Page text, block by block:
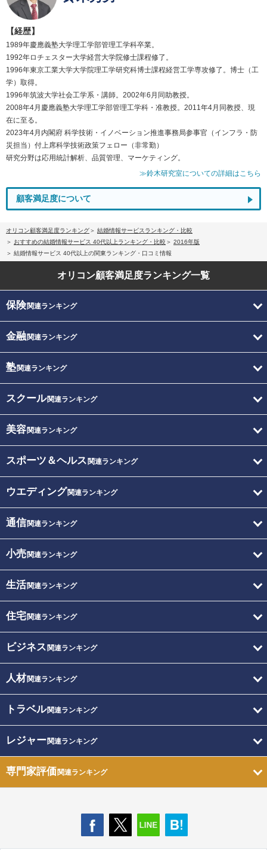
【経歴】
1989年慶應義塾大学理工学部管理工学科卒業。
1992年ロチェスター大学経営大学院修士課程修了。
1996年東京工業大学大学院理工学研究科博士課程経営工学専攻修了。博士（工
学）取得。
1996年筑波大学社会工学系・講師。2002年6月同助教授。
2008年4月慶應義塾大学理工学部管理工学科・准教授。2011年4月同教授、現
在に至る。
2023年4月内閣府 科学技術・イノベーション推進事務局参事官（インフラ・防
災担当）付上席科学技術政策フェロー（非常勤）
研究分野は応用統計解析、品質管理、マーケティング。
≫鈴木研究室についての詳細はこちら
顧客満足度について
オリコン顧客満足度ランキング
結婚情報サービスランキング・比較
おすすめの結婚情報サービス 40代以上ランキング・比較
2016年版
結婚情報サービス 40代以上の関東ランキング・口コミ情報
オリコン顧客満足度ランキング一覧
保険関連ランキング
金融関連ランキング
塾関連ランキング
スクール関連ランキング
美容関連ランキング
スポーツ＆ヘルス 関連ランキング
ウエディング関連ランキング
通信関連ランキング
小売関連ランキング
生活関連ランキング
住宅関連ランキング
ビジネス 関連ランキング
人材関連ランキング
トラベル関連ランキング
レジャー関連ランキング
専門家評価関連ランキング